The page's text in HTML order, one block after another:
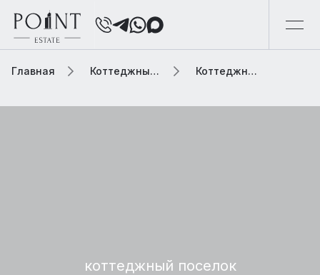
Главная Коттеджный поселок Коттеджный поселок oasis (оазис)
коттеджный поселок